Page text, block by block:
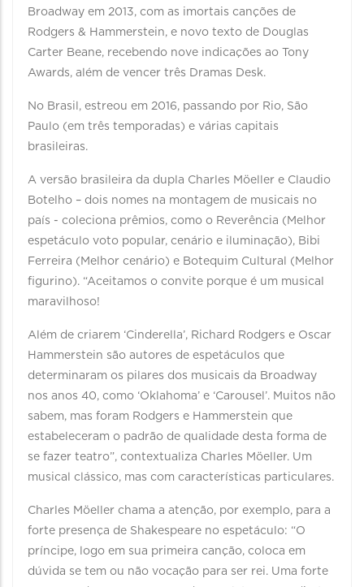
Broadway em 2013, com as imortais canções de
Rodgers & Hammerstein, e novo texto de Douglas
Carter Beane, recebendo nove indicações ao Tony
Awards, além de vencer três Dramas Desk.
No Brasil, estreou em 2016, passando por Rio, São
Paulo (em três temporadas) e várias capitais
brasileiras.
A versão brasileira da dupla Charles Möeller e Claudio
Botelho – dois nomes na montagem de musicais no
país - coleciona prêmios, como o Reverência (Melhor
espetáculo voto popular, cenário e iluminação), Bibi
Ferreira (Melhor cenário) e Botequim Cultural (Melhor
figurino). “Aceitamos o convite porque é um musical
maravilhoso!
Além de criarem ‘Cinderella’, Richard Rodgers e Oscar
Hammerstein são autores de espetáculos que
determinaram os pilares dos musicais da Broadway
nos anos 40, como ‘Oklahoma’ e ‘Carousel’. Muitos não
sabem, mas foram Rodgers e Hammerstein que
estabeleceram o padrão de qualidade desta forma de
se fazer teatro”, contextualiza Charles Möeller. Um
musical clássico, mas com características particulares.
Charles Möeller chama a atenção, por exemplo, para a
forte presença de Shakespeare no espetáculo: “O
príncipe, logo em sua primeira canção, coloca em
dúvida se tem ou não vocação para ser rei. Uma forte